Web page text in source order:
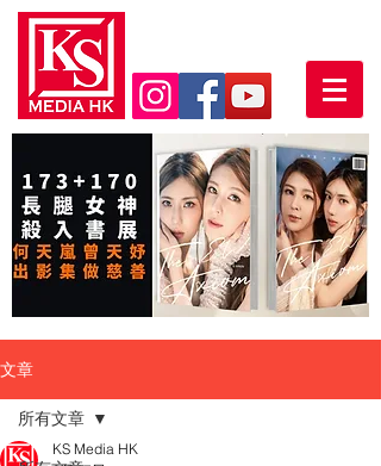
文章
所有文章
KS Media HK